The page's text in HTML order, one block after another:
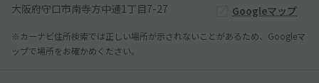
大阪府守口市南寺方中通1丁目7-27 Googleマップ
※カーナビ住所検索では正しい場所が示されないことがあるため、Googleマ
ップで場所をお確かめください。